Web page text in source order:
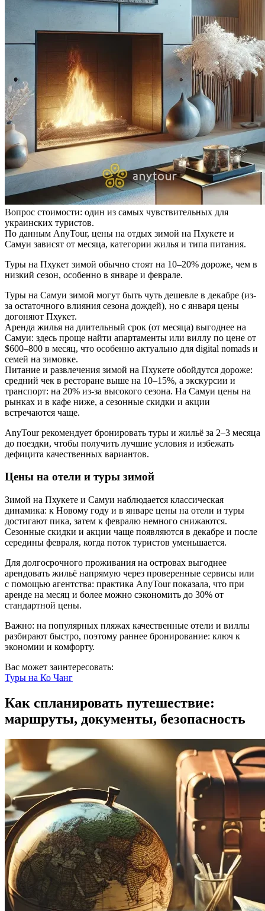
Вопрос стоимости: один из самых чувствительных для
украинских туристов.
По данным AnyTour, цены на отдых зимой на Пхукете и
Самуи зависят от месяца, категории жилья и типа питания.
Туры на Пхукет зимой обычно стоят на 10–20% дороже, чем в
низкий сезон, особенно в январе и феврале.
Туры на Самуи зимой могут быть чуть дешевле в декабре (из-
за остаточного влияния сезона дождей), но с января цены
догоняют Пхукет.
Аренда жилья на длительный срок (от месяца) выгоднее на
Самуи: здесь проще найти апартаменты или виллу по цене от
$600–800 в месяц, что особенно актуально для digital nomads и
семей на зимовке.
Питание и развлечения зимой на Пхукете обойдутся дороже:
средний чек в ресторане выше на 10–15%, а экскурсии и
транспорт: на 20% из-за высокого сезона. На Самуи цены на
рынках и в кафе ниже, а сезонные скидки и акции
встречаются чаще.
AnyTour рекомендует бронировать туры и жильё за 2–3 месяца
до поездки, чтобы получить лучшие условия и избежать
дефицита качественных вариантов.
Цены на отели и туры зимой
Зимой на Пхукете и Самуи наблюдается классическая
динамика: к Новому году и в январе цены на отели и туры
достигают пика, затем к февралю немного снижаются.
Сезонные скидки и акции чаще появляются в декабре и после
середины февраля, когда поток туристов уменьшается.
Для долгосрочного проживания на островах выгоднее
арендовать жильё напрямую через проверенные сервисы или
с помощью агентства: практика AnyTour показала, что при
аренде на месяц и более можно сэкономить до 30% от
стандартной цены.
Важно: на популярных пляжах качественные отели и виллы
разбирают быстро, поэтому раннее бронирование: ключ к
экономии и комфорту.
Вас может заинтересовать:
Туры на Ко Чанг
Как спланировать путешествие:
маршруты, документы, безопасность